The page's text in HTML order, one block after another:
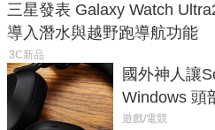
三星發表 Galaxy Watch
導入潛水與越野跑導航功能
3C新品
國外神人讓
Windows 頭
飛行超有感
遊戲/電競